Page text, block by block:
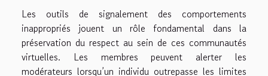
Les outils de signalement des comportements
inappropriés jouent un rôle fondamental dans la
préservation du respect au sein de ces communautés
virtuelles. Les membres peuvent alerter les
modérateurs lorsqu’un individu outrepasse les limites